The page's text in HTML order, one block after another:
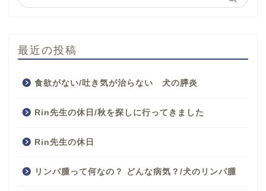
最近の投稿
食欲がない/吐き気が治らない 犬の膵炎
Rin先生の休日/秋を探しに行ってきました
Rin先生の休日
リンパ腫って何なの？ どんな病気？/犬のリンパ腫